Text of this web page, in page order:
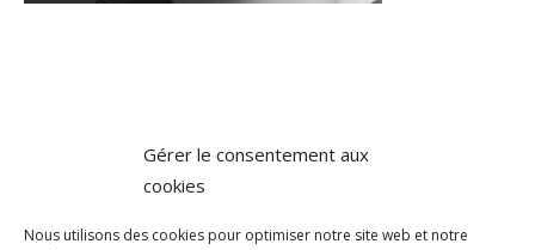
Gérer le consentement aux
cookies
Nous utilisons des cookies pour optimiser notre site web et notre